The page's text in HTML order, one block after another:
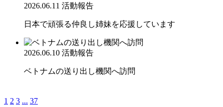
2026.06.11 活動報告
日本で頑張る仲良し姉妹を応援しています
2026.06.10 活動報告
ベトナムの送り出し機関へ訪問
1 2 3 ... 37